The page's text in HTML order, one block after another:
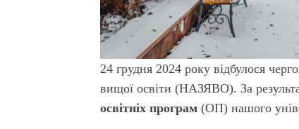
24 грудня 2024 року відбулося
вищої освіти (НАЗЯВО). За
освітніх програм(ОП) нашого